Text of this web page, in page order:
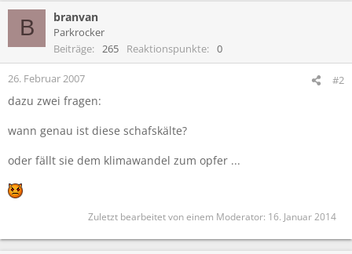
B branvan
Parkrocker
Beiträge
265 Reaktionspunkte 0
26. Februar 2007 #2
dazu zwei fragen:
wann genau ist diese schafskälte?
oder fällt sie dem klimawandel zum opfer ...
Zuletzt bearbeitet von einem Moderator: 16. Januar 2014